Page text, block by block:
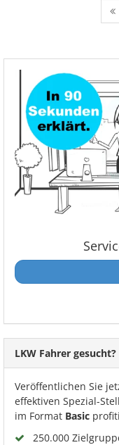
LKW Fahrer gesucht?
Veröffentlichen Sie
effektiven Spezial-
im Format Basic
250.000